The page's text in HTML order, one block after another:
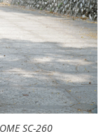
SC-260